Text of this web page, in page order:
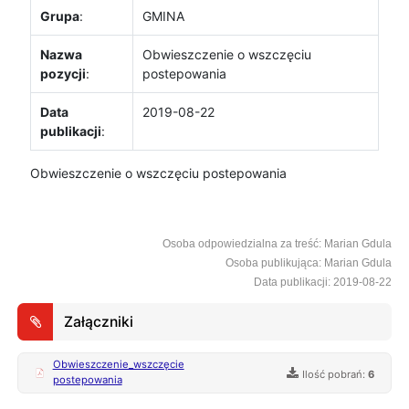
Grupa: GMINA
Nazwa
pozycji:
Obwieszczenie o wszczęciu
postepowania
Data
publikacji:
2019-08-22
Obwieszczenie o wszczęciu postepowania
Osoba odpowiedzialna za treść: Marian Gdula
Osoba publikująca: Marian Gdula
Data publikacji: 2019-08-22
Załączniki
Obwieszczenie_wszczęcie
postepowania
Ilość pobrań:6